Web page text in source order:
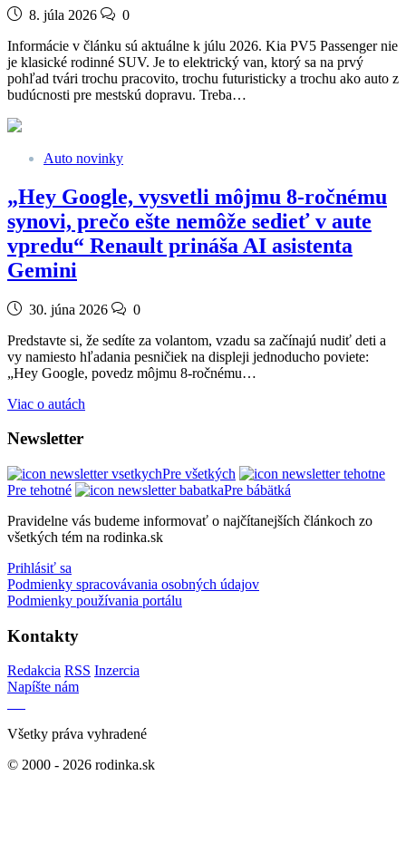
8. júla 2026
0
Informácie v článku sú aktuálne k júlu 2026. Kia PV5 Passenger nie
je klasické rodinné SUV. Je to elektrický van, ktorý sa na prvý
pohľad tvári trochu pracovito, trochu futuristicky a trochu ako auto z
budúcnosti pre mestskú dopravu. Treba…
Auto novinky
„Hey Google, vysvetli môjmu 8-ročnému
synovi, prečo ešte nemôže sedieť v aute
vpredu“ Renault prináša AI asistenta
Gemini
30. júna 2026
0
Predstavte si, že sedíte za volantom, vzadu sa začínajú nudiť deti a
vy namiesto hľadania pesničiek na displeji jednoducho poviete:
„Hey Google, povedz môjmu 8-ročnému…
Viac o autách
Newsletter
Pre všetkých
Pre tehotné
Pre bábätká
Pravidelne vás budeme informovať o najčítanejších článkoch zo
všetkých tém na rodinka.sk
Prihlásiť sa
Podmienky spracovávania osobných údajov
Podmienky používania portálu
Kontakty
Redakcia RSS Inzercia
Napíšte nám
Všetky práva vyhradené
© 2000 - 2026 rodinka.sk